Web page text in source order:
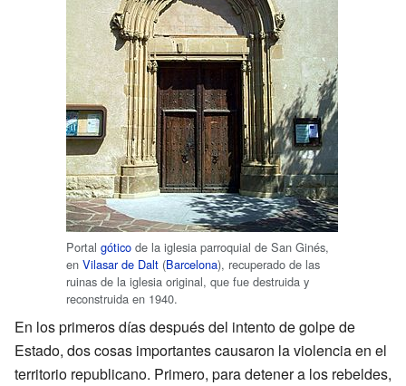
Portal gótico de la iglesia parroquial de San Ginés,
en Vilasar de Dalt (Barcelona), recuperado de las
ruinas de la iglesia original, que fue destruida y
reconstruida en 1940.
En los primeros días después del intento de golpe de
Estado, dos cosas importantes causaron la violencia en el
territorio republicano. Primero, para detener a los rebeldes,